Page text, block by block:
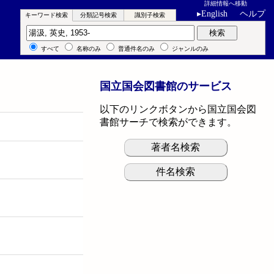
詳細情報へ移動
▸English ヘルプ
キーワード検索 分類記号検索 識別子検索
キーワード検索 検索
すべて 名称のみ 普通件名のみ ジャンルのみ
国立国会図書館のサービス
以下のリンクボタンから国立国会図
書館サーチで検索ができます。
著者名検索
件名検索